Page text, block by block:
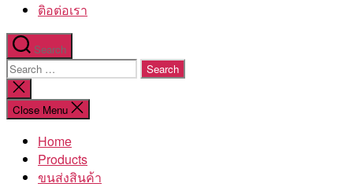
ติอต่อเรา
Search
Search
for:
Close
search
Close Menu
Home
Products
ขนส่งสินค้า